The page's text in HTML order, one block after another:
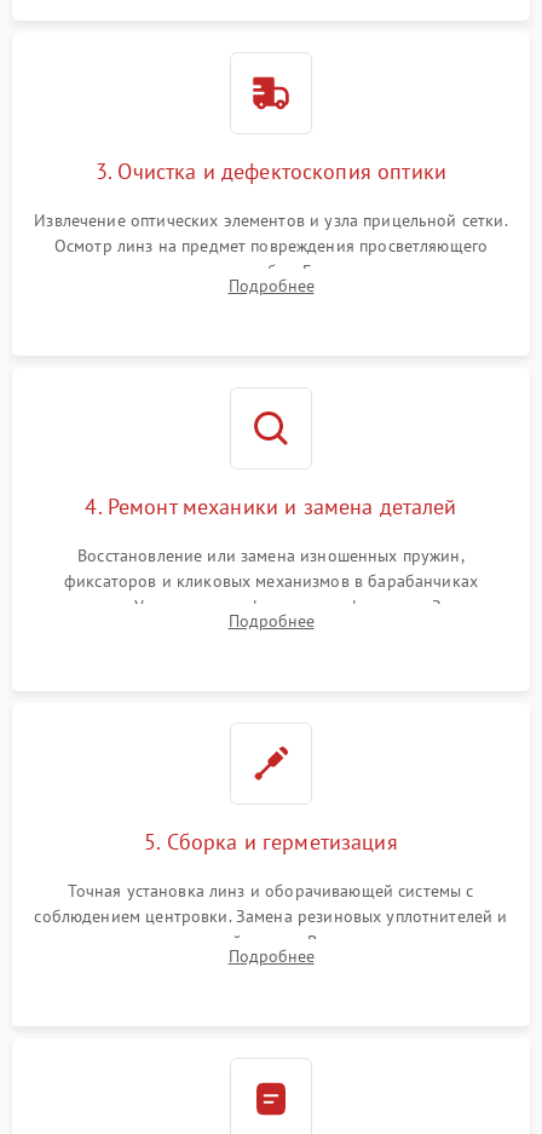
3. Очистка и дефектоскопия оптики
Извлечение оптических элементов и узла прицельной сетки.
Осмотр линз на предмет повреждения просветляющего
покрытия или появления грибка. Бережная очистка стекол
спецрастворами. Проверка целостности гравированной
Подробнее
4. Ремонт механики и замена деталей
Восстановление или замена изношенных пружин,
фиксаторов и кликовых механизмов в барабанчиках
поправок. Устранение люфтов в трансфокаторе. Замена
поврежденных линз, разбитой сетки или восстановление
Подробнее
5. Сборка и герметизация
Точная установка линз и оборачивающей системы с
соблюдением центровки. Замена резиновых уплотнителей и
нанесение влагозащитной смазки. Вакуумирование корпуса
и заполнение его осушенным азотом или аргоном для
Подробнее